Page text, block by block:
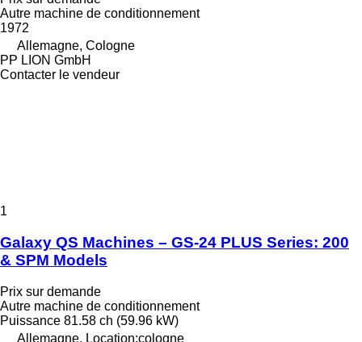
Autre machine de conditionnement
1972
Allemagne, Cologne
PP LION GmbH
Contacter le vendeur
1
Galaxy QS Machines – GS-24 PLUS Series: 200
& SPM Models
Prix sur demande
Autre machine de conditionnement
Puissance 81.58 ch (59.96 kW)
Allemagne, Location:cologne